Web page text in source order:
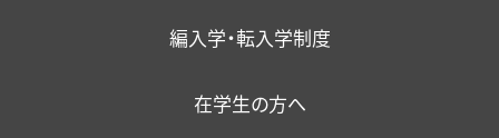
教育の特色
情報環境
学生サポート（福利厚生）
暮らし・相談・アルバイト
外国人留学生
在籍者出身校一覧
学校法人関東学園
YouTube公式チャンネル
編入学・転入学制度
在学生の方へ